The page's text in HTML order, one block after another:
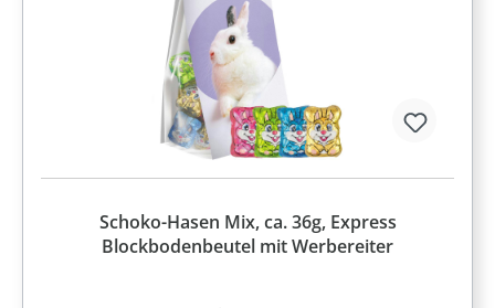
Schoko-Hasen Mix, ca. 36g, Express
Blockbodenbeutel mit Werbereiter